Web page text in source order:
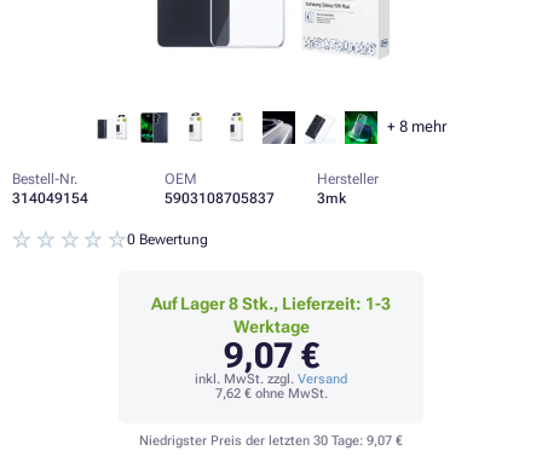
+ 8mehr
Bestell-Nr.
314049154
OEM
5903108705837
Hersteller
3mk
0 Bewertung
Auf Lager 8 Stk., Lieferzeit: 1-3
Werktage
9,07 €
inkl. MwSt. zzgl. Versand
7,62 €ohne MwSt.
Niedrigster Preis der letzten 30 Tage: 9,07 €